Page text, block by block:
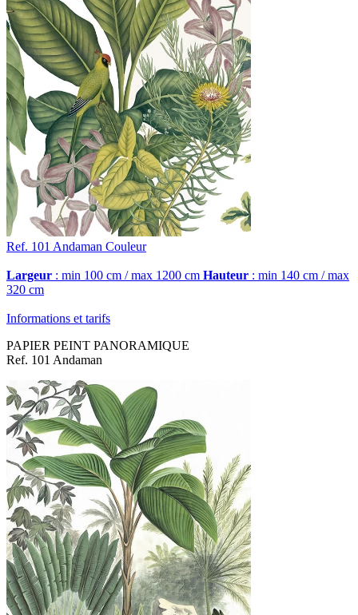
Ref. 101 Andaman Couleur
Largeur : min 100 cm / max 1200 cm Hauteur : min 140 cm / max
320 cm
Informations et tarifs
PAPIER PEINT PANORAMIQUE
Ref. 101 Andaman